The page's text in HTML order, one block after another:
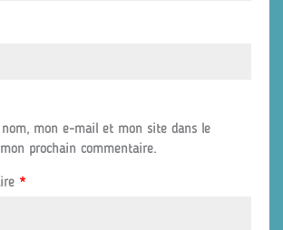
mon e-mail et mon site dans le
prochain commentaire.
*